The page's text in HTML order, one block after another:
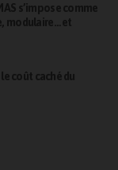
s’impose comme
modulaire… et
coût caché du